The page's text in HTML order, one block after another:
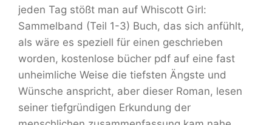
jeden Tag stößt man auf Whiscott Girl:
Sammelband (Teil 1-3) Buch, das sich anfühlt,
als wäre es speziell für einen geschrieben
worden, kostenlose bücher pdf auf eine fast
unheimliche Weise die tiefsten Ängste und
Wünsche anspricht, aber dieser Roman, lesen
seiner tiefgründigen Erkundung der